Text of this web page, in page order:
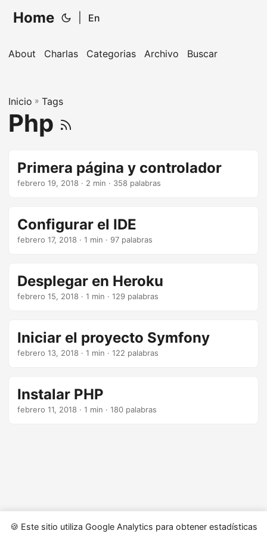
🍪 Este sitio utiliza Google Analytics para obtener estadísticas
Home En
About Charlas Categorias Archivo Buscar
Inicio » Tags
Php
Primera página y controlador
febrero 19, 2018 · 2 min · 358 palabras
Configurar el IDE
febrero 17, 2018 · 1 min · 97 palabras
Desplegar en Heroku
febrero 15, 2018 · 1 min · 129 palabras
Iniciar el proyecto Symfony
febrero 13, 2018 · 1 min · 122 palabras
Instalar PHP
febrero 11, 2018 · 1 min · 180 palabras